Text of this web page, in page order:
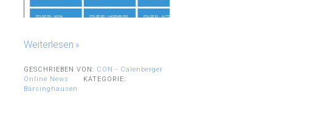
Weiterlesen
GESCHRIEBEN VON: CON - Calenberger
Online News
KATEGORIE:
Barsinghausen